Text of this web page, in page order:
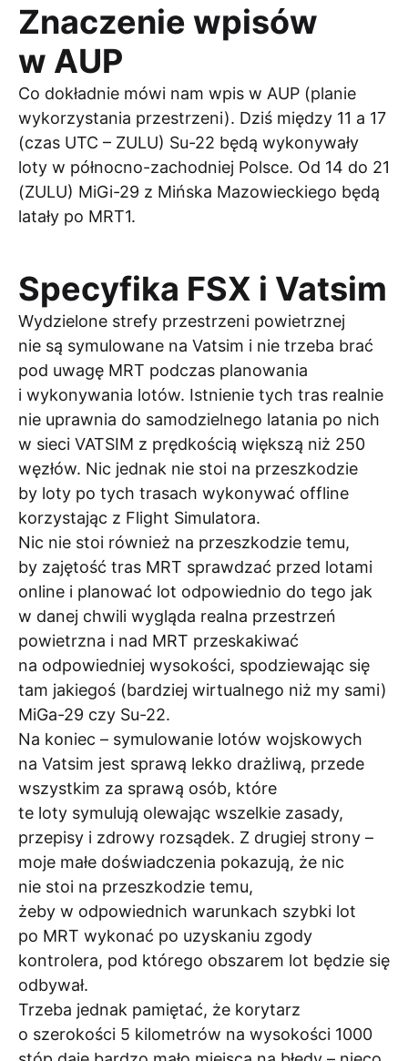
Znaczenie wpisów
w AUP
Co dokładnie mówi nam wpis w AUP (planie
wykorzystania przestrzeni). Dziś między 11 a 17
(czas UTC – ZULU) Su-22 będą wykonywały
loty w północno-zachodniej Polsce. Od 14 do 21
(ZULU) MiGi-29 z Mińska Mazowieckiego będą
latały po MRT1.
Specyfika FSX i Vatsim
Wydzielone strefy przestrzeni powietrznej
nie są symulowane na Vatsim i nie trzeba brać
pod uwagę MRT podczas planowania
i wykonywania lotów. Istnienie tych tras realnie
nie uprawnia do samodzielnego latania po nich
w sieci VATSIM z prędkością większą niż 250
węzłów. Nic jednak nie stoi na przeszkodzie
by loty po tych trasach wykonywać offline
korzystając z Flight Simulatora.
Nic nie stoi również na przeszkodzie temu,
by zajętość tras MRT sprawdzać przed lotami
online i planować lot odpowiednio do tego jak
w danej chwili wygląda realna przestrzeń
powietrzna i nad MRT przeskakiwać
na odpowiedniej wysokości, spodziewając się
tam jakiegoś (bardziej wirtualnego niż my sami)
MiGa-29 czy Su-22.
Na koniec – symulowanie lotów wojskowych
na Vatsim jest sprawą lekko drażliwą, przede
wszystkim za sprawą osób, które
te loty symulują olewając wszelkie zasady,
przepisy i zdrowy rozsądek. Z drugiej strony –
moje małe doświadczenia pokazują, że nic
nie stoi na przeszkodzie temu,
żeby w odpowiednich warunkach szybki lot
po MRT wykonać po uzyskaniu zgody
kontrolera, pod którego obszarem lot będzie się
odbywał.
Trzeba jednak pamiętać, że korytarz
o szerokości 5 kilometrów na wysokości 1000